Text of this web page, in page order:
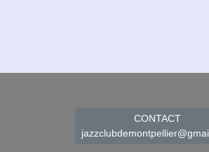
CONTACT